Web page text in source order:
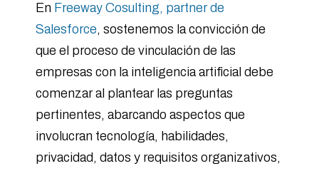
En Freeway Cosulting, partner de
Salesforce, sostenemos la convicción de
que el proceso de vinculación de las
empresas con la inteligencia artificial debe
comenzar al plantear las preguntas
pertinentes, abarcando aspectos que
involucran tecnología, habilidades,
privacidad, datos y requisitos organizativos,